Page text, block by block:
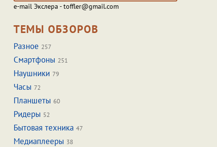
e-mail Экслера - toffler@gmail.com
ТЕМЫ ОБЗОРОВ
Разное 257
Смартфоны 251
Наушники 79
Часы 72
Планшеты 60
Ридеры 52
Бытовая техника 47
Медиаплееры 38